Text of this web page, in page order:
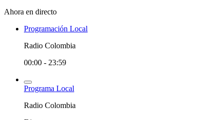
Ahora en directo
Programación Local
Radio Colombia
00:00 - 23:59
Programa Local
Radio Colombia